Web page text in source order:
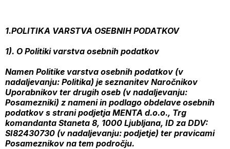
1.POLITIKA VARSTVA OSEBNIH PODATKOV
1). O Politiki varstva osebnih podatkov
Namen Politike varstva osebnih podatkov (v
nadaljevanju: Politika) je seznanitev Naročnikov
Uporabnikov ter drugih oseb (v nadaljevanju:
Posamezniki) z nameni in podlago obdelave osebnih
podatkov s strani podjetja MENTA d.o.o., Trg
komandanta Staneta 8, 1000 Ljubljana, ID za DDV:
SI82430730 (v nadaljevanju: podjetje) ter pravicami
Posameznikov na tem področju.